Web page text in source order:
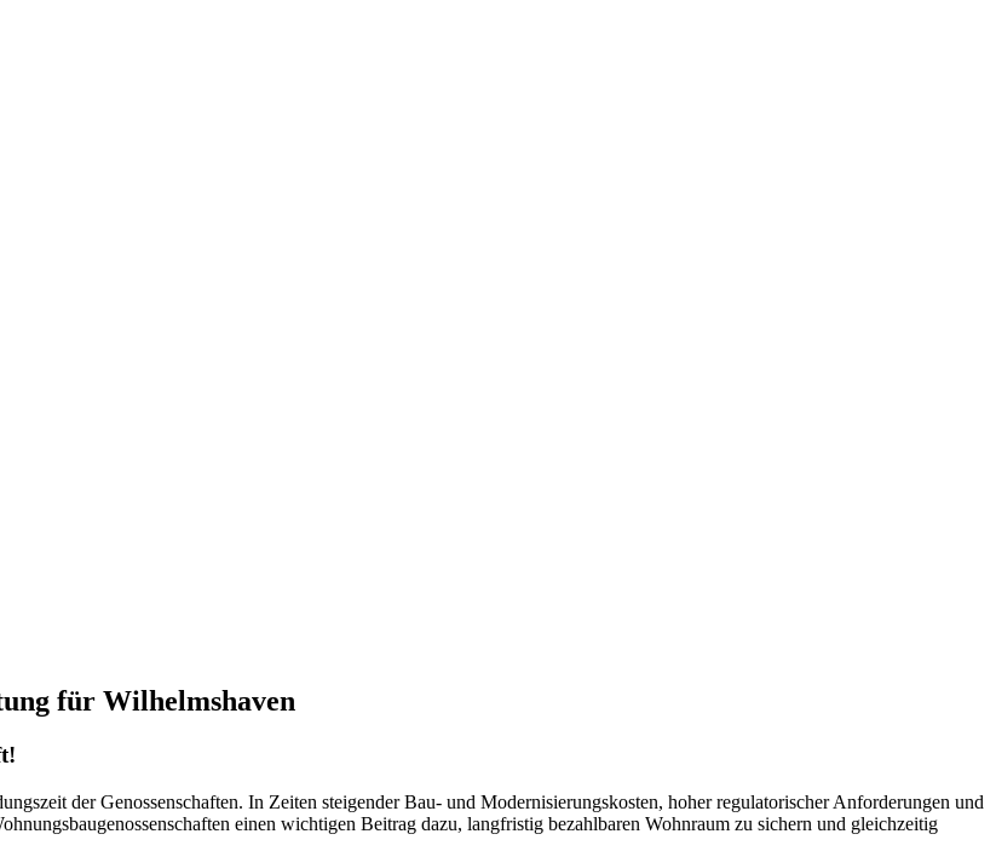
für Wilhelmshaven
der Genossenschaften. In Zeiten steigender Bau- und Modernisierungskosten, hoher regulatorischer Anforderungen und
einen wichtigen Beitrag dazu, langfristig bezahlbaren Wohnraum zu sichern und gleichzeitig